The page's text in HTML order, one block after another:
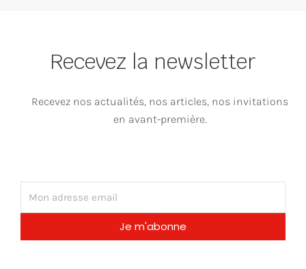
Recevez la newsletter
Recevez nos actualités, nos articles, nos invitations
en avant-première.
Je m'abonne